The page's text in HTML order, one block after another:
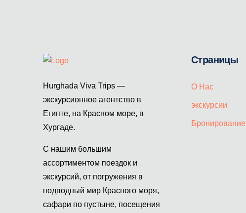
Hurghada Viva Trips —
экскурсионное агентство в
Египте, на Красном море, в
Хургаде.
С нашим большим
ассортиментом поездок и
экскурсий, от погружения в
подводный мир Красного моря,
сафари по пустыне, посещения
Страницы
О Нас
экскурсии
Бронирование